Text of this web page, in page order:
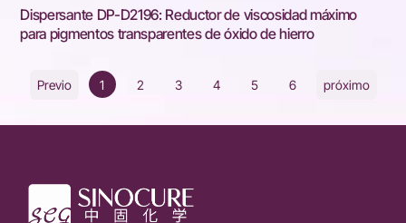
Dispersante DP-D2196: Reductor de viscosidad máximo
para pigmentos transparentes de óxido de hierro
Previo 1 2 3 4 5 6 próximo